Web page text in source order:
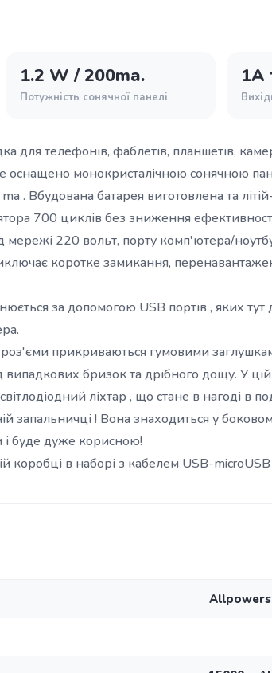
1.2 W / 200ma.
Потужність сонячної панелі
1А
для телефонів, фаблетів, планшетів,
оснащено монокристалічною сонячною
. Вбудована батарея виготовлена та
700 циклів без зниження
220 вольт, порту комп'ютера/
коротке замикання,
за допомогою USB портів , яких тут
роз'єми прикриваються гумовими
випадкових бризок та дрібного дощу. У
ліхтар , що стане в нагоді в
запальничці ! Вона знаходиться у
і буде дуже корисною!
коробці в наборі з кабелем USB-microUSB